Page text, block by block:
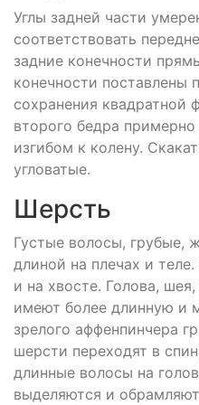
Углы задней части
соответствовать
задние конечности
конечности поставлены
сохранения
второго бедра
изгибом к колену.
угловатые.
Шерсть
Густые волосы, грубые,
длиной на плечах и
и на хвосте. Голова,
имеют более длинную и
зрелого аффенпинчера
шерсти переходят в
длинные волосы на
выделяются и